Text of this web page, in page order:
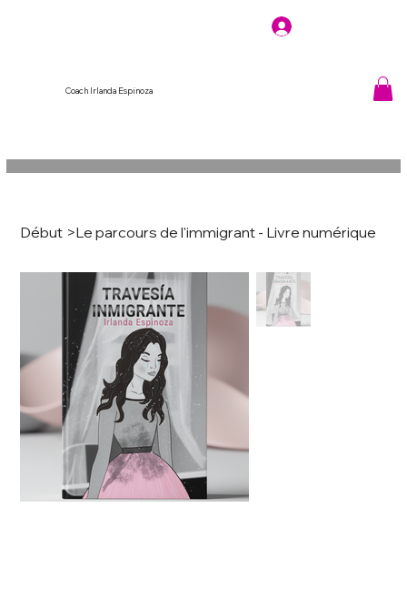
Coach Irlanda Espinoza
Début >Le parcours de l'immigrant - Livre numérique